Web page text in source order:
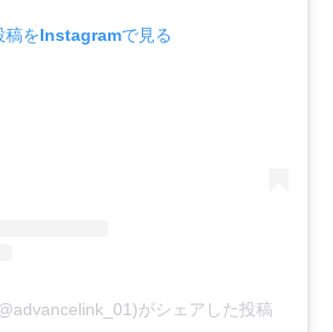
稿をInstagramで見る
がシェアした投稿